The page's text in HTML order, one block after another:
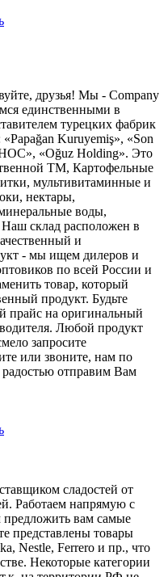
друзья! Мы - Company
единственными в
турецких фабрик
Kuruyemiş», «Son
«Oğuz Holding». Это
ТМ, Картофельные
мультивитаминные и
нектары,
воды,
склад расположен в
и
- мы ищем дилеров и
по всей России и
товар, который
продукт. Будьте
прайс на оригинальный
Любой продукт
запросите
или звоните, нам по
отправим Вам
сладостей от
Работаем напрямую с
предложить вам самые
представлены товары
Nestle, Ferrero и пр., что
Некоторые категории